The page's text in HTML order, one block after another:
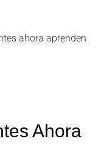
ahora aprenden
Ahora